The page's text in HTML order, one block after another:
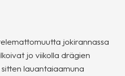
jokirannassa
jo viikolla drägien
lauantaiaamuna